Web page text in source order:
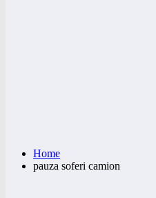
Home
pauza soferi camion